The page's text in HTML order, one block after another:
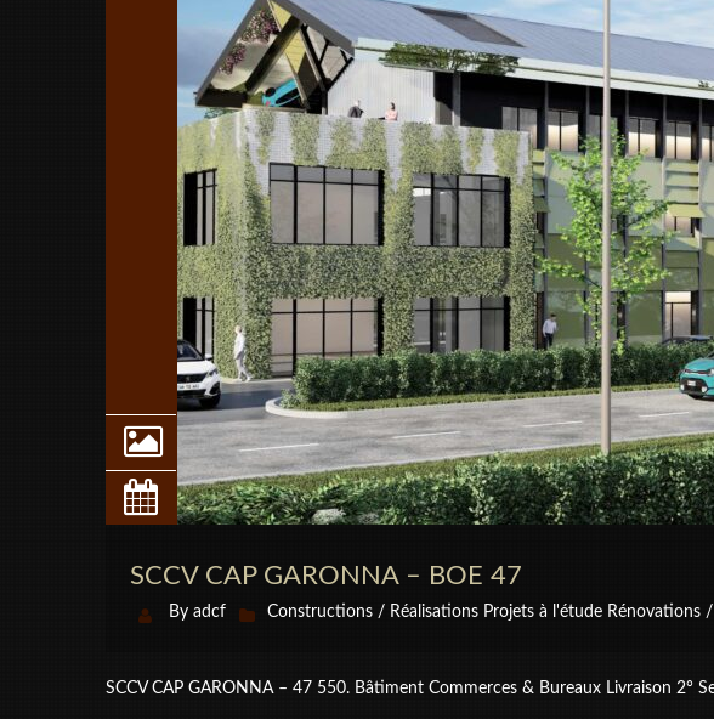
SCCV CAP GARONNA – BOE 47
By adcf Constructions / Réalisations Projets à l'étude Rénovations
SCCV CAP GARONNA – 47 550. Bâtiment Commerces & Bureaux Livraison 2°